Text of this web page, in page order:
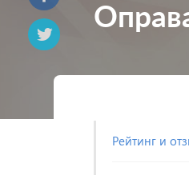
Рейтинг и